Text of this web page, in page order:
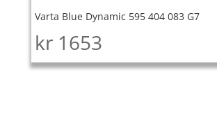
Varta Blue Dynamic 595 404 083 G7
kr 1653